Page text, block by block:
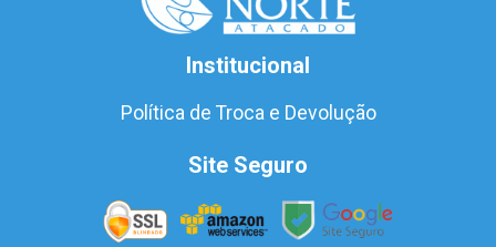
Institucional
Política de Troca e Devolução
Site Seguro